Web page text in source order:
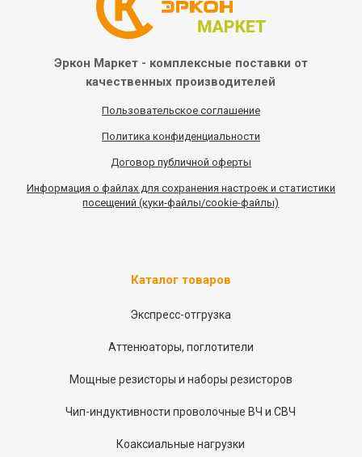
Эркон Маркет - комплексные поставки от
качественных производителей
Пользовательское соглашение
Политика конфиденциальности
Договор публичной оферты
Информация о файлах для сохранения настроек и статистики
посещений (куки-файлы/cookie-файлы)
Каталог товаров
Экспресс-отгрузка
Аттенюаторы, поглотители
Мощные резисторы и наборы резисторов
Чип-индуктивности проволочные ВЧ и СВЧ
Коаксиальные нагрузки